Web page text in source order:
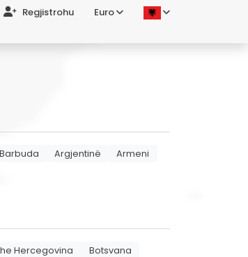
Regjistrohu Euro
Argjentinë
Armeni
Hercegovina
Botsvana